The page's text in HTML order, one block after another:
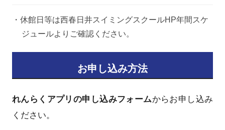
・休館日等は西春日井スイミングスクールHP年間スケ
ジュールよりご確認ください。
お申し込み方法
れんらくアプリの申し込みフォームからお申し込み
ください。